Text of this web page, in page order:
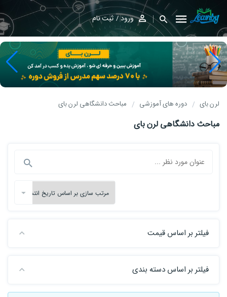
ورود ثبت نام
لرن بای دوره های آموزشی مباحث دانشگاهی لرن بای
مباحث دانشگاهی لرن بای
فیلتر بر اساس قیمت
فیلتر بر اساس دسته بندی